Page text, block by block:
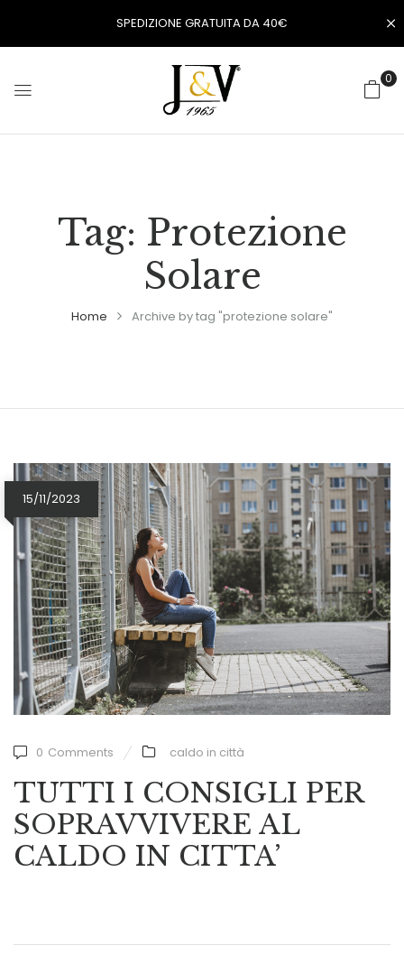
SPEDIZIONE GRATUITA DA 40€
0
Tag: Protezione
Solare
Home Archive by tag "protezione solare"
15/11/2023
0 Comments caldo in città
TUTTI I CONSIGLI PER
SOPRAVVIVERE AL
CALDO IN CITTA’